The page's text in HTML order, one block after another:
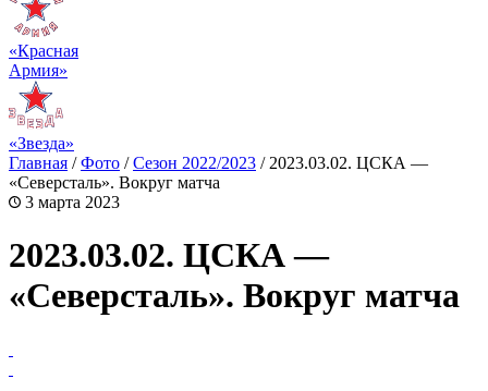
«Красная
Армия»
«Звезда»
Главная /Фото /Сезон 2022/2023 / 2023.03.02. ЦСКА —
«Северсталь». Вокруг матча
3 марта 2023
2023.03.02. ЦСКА —
«Северсталь». Вокруг матча